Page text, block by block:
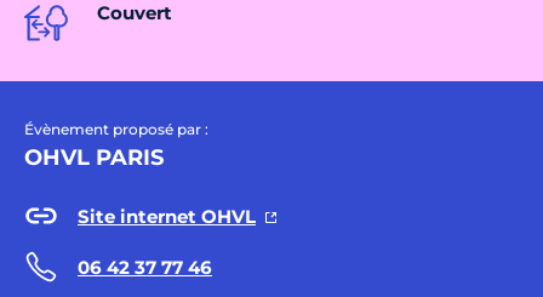
Couvert
Évènement proposé par :
OHVL PARIS
Site internet OHVL
06 42 37 77 46